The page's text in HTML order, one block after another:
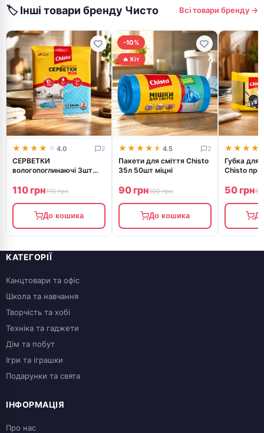
домашніх завдань.
🏷 Інші товари бренду Чисто Всі товари бренду →
★★★★★
★★★★★ 4.0 2
СЕРВЕТКИ
вологопоглинаючі 3шт
110 грн110 грн
До кошика
-10%
🔥 Хіт
★★★★★
★★★★★ 4.5 2
Пакети для сміття Chisto
35л 50шт міцні
90 грн100 грн
До кошика
Губка для
Chisto
50 грн50
КАТЕГОРІЇ
Канцтовари та офіс
Школа та навчання
Творчість та хобі
Техніка та гаджети
Дім та побут
Ігри та іграшки
Подарунки та свята
ІНФОРМАЦІЯ
Про нас